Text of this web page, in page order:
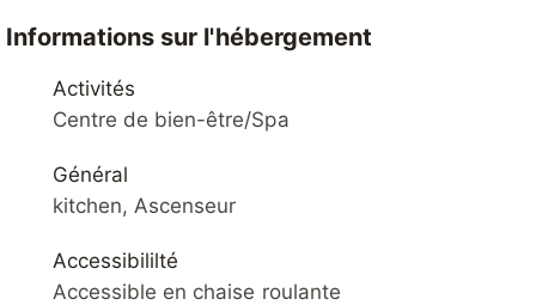
mètres de la télécabine.
Situé en Suisse, dans la station de Nendaz au cœur
des 4 Vallées, vous pouvez y séjourner jusqu’à 4
SKI IN / SKI OUT – SAUNA – VUE SUR LA VALLEE –
VOTRE LOGEMENT Appartement confortable
Informations sur l'hébergement
Activités
Centre de bien-être/Spa
Général
kitchen, Ascenseur
Accessibililté
Accessible en chaise roulante